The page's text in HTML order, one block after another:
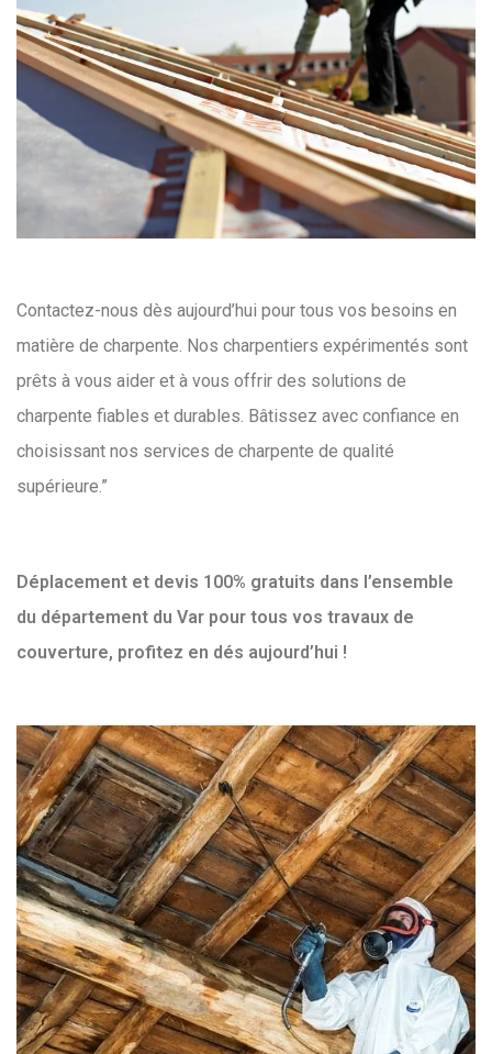
Contactez-nous dès aujourd’hui pour tous vos besoins en
matière de charpente. Nos charpentiers expérimentés sont
prêts à vous aider et à vous offrir des solutions de
charpente fiables et durables. Bâtissez avec confiance en
choisissant nos services de charpente de qualité
supérieure.”
Déplacement et devis 100% gratuits dans l’ensemble
du département du Var pour tous vos travaux de
couverture, profitez en dés aujourd’hui !